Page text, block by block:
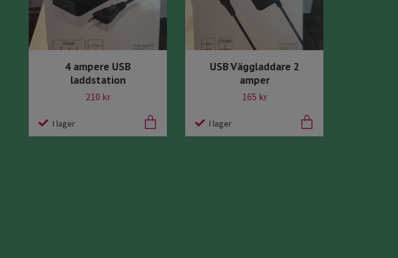
4 ampere USB
laddstation
210 kr
I lager
USB Väggladdare 2
amper
165 kr
I lager